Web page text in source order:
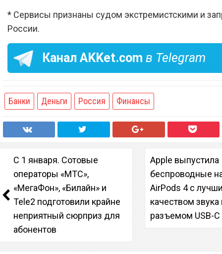
* Сервисы признаны судом экстремистскими и
России.
Канал AKKet.com в Telegram
Банки Деньги Россия Финансы
С 1 января. Сотовые
операторы «МТС»,
«МегаФон», «Билайн» и
Tele2 подготовили крайне
неприятный сюрприз для
абонентов
Apple выпустила
беспроводные
AirPods 4 с
качеством звука
разъемом USB-C